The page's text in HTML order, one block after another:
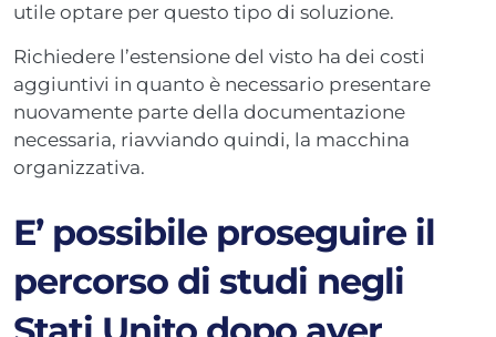
utile optare per questo tipo di soluzione.
Richiedere l’estensione del visto ha dei costi
aggiuntivi in quanto è necessario presentare
nuovamente parte della documentazione
necessaria, riavviando quindi, la macchina
organizzativa.
E’ possibile proseguire il
percorso di studi negli